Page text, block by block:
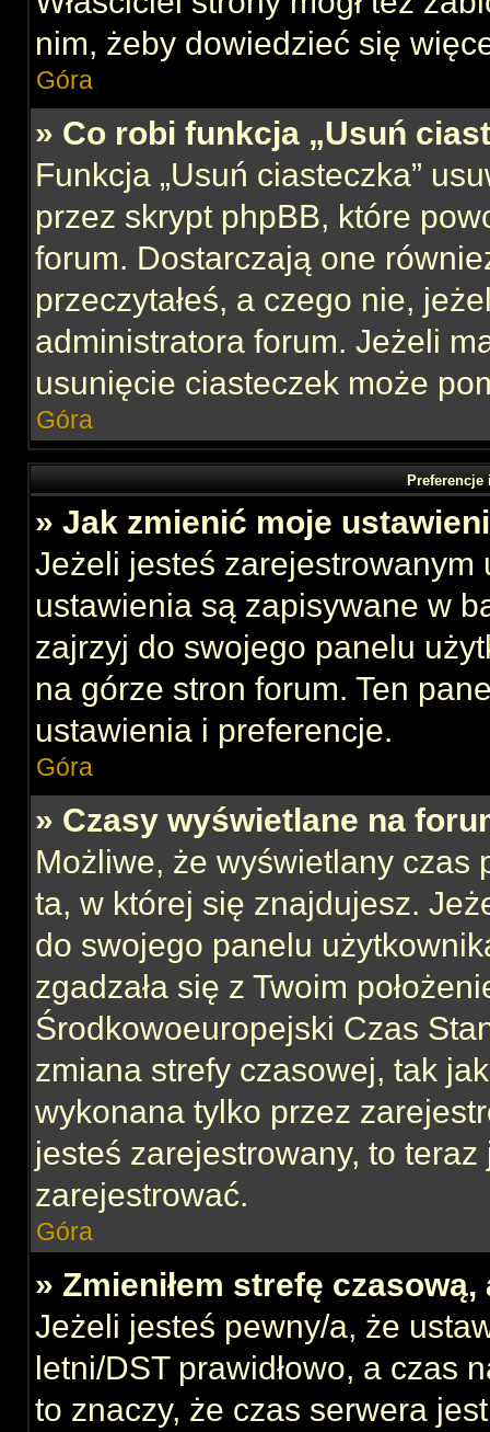
nim, żeby dowiedzieć się
Góra
» Co robi funkcja „Usuń
Funkcja „Usuń ciasteczka”
przez skrypt phpBB, które
forum. Dostarczają one
przeczytałeś, a czego nie,
administratora forum. Jeżeli
usunięcie ciasteczek może
Góra
» Jak zmienić moje
Jeżeli jesteś zarejestrowanym
ustawienia są zapisywane w
zajrzyj do swojego panelu
na górze stron forum. Ten
ustawienia i preferencje.
Góra
» Czasy wyświetlane na
Możliwe, że wyświetlany czas
ta, w której się znajdujesz.
do swojego panelu
zgadzała się z Twoim
Środkowoeuropejski Czas
zmiana strefy czasowej, tak
wykonana tylko przez
jesteś zarejestrowany, to
zarejestrować.
Góra
» Zmieniłem strefę
Jeżeli jesteś pewny/a, że
letni/DST prawidłowo, a czas
to znaczy, że czas serwera